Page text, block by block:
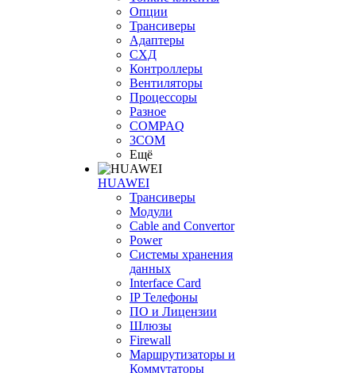
Опции
Трансиверы
Адаптеры
СХД
Контроллеры
Вентиляторы
Процессоры
Разное
COMPAQ
3COM
Ещё
HUAWEI
Трансиверы
Модули
Cable and Convertor
Power
Системы хранения
данных
Interface Card
IP Телефоны
ПО и Лицензии
Шлюзы
Firewall
Маршрутизаторы и
Коммутаторы